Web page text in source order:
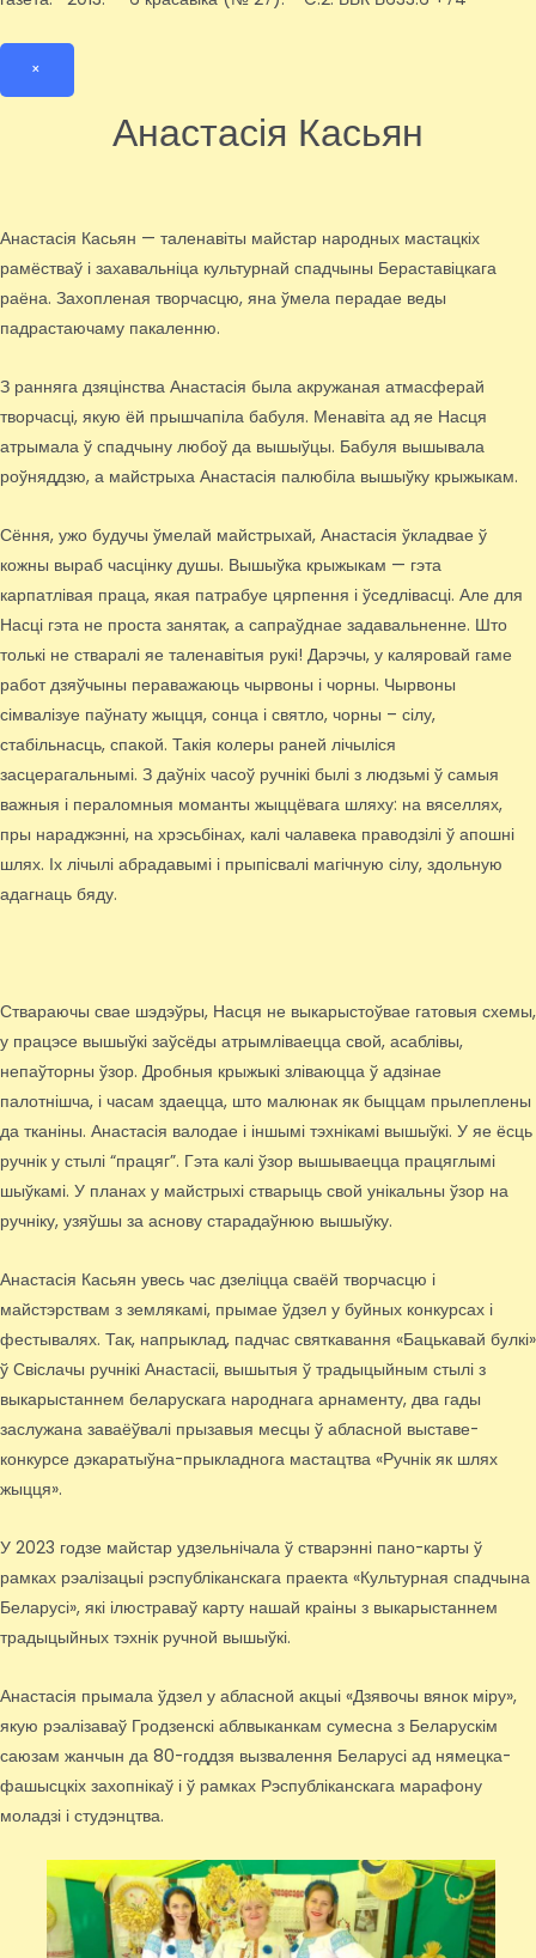
×
Анастасія Касьян
Анастасія Касьян — таленавіты майстар народных мастацкіх
рамёстваў і захавальніца культурнай спадчыны Бераставіцкага
раёна. Захопленая творчасцю, яна ўмела перадае веды
падрастаючаму пакаленню.
З ранняга дзяцінства Анастасія была акружаная атмасферай
творчасці, якую ёй прышчапіла бабуля. Менавіта ад яе Насця
атрымала ў спадчыну любоў да вышыўцы. Бабуля вышывала
роўняддзю, а майстрыха Анастасія палюбіла вышыўку крыжыкам.
Сёння, ужо будучы ўмелай майстрыхай, Анастасія ўкладвае ў
кожны выраб часцінку душы. Вышыўка крыжыкам — гэта
карпатлівая праца, якая патрабуе цярпення і ўседлівасці. Але для
Насці гэта не проста занятак, а сапраўднае задавальненне. Што
толькі не стваралі яе таленавітыя рукі! Дарэчы, у каляровай гаме
работ дзяўчыны пераважаюць чырвоны і чорны. Чырвоны
сімвалізуе паўнату жыцця, сонца і святло, чорны – сілу,
стабільнасць, спакой. Такія колеры раней лічыліся
засцерагальнымі. З даўніх часоў ручнікі былі з людзьмі ў самыя
важныя і пераломныя моманты жыццёвага шляху: на вяселлях,
пры нараджэнні, на хрэсьбінах, калі чалавека праводзілі ў апошні
шлях. Іх лічылі абрадавымі і прыпісвалі магічную сілу, здольную
адагнаць бяду.
Ствараючы свае шэдэўры, Насця не выкарыстоўвае гатовыя схемы,
у працэсе вышыўкі заўсёды атрымліваецца свой, асаблівы,
непаўторны ўзор. Дробныя крыжыкі зліваюцца ў адзінае
палотнішча, і часам здаецца, што малюнак як быццам прылеплены
да тканіны. Анастасія валодае і іншымі тэхнікамі вышыўкі. У яе ёсць
ручнік у стылі “працяг”. Гэта калі ўзор вышываецца працяглымі
шыўкамі. У планах у майстрыхі стварыць свой унікальны ўзор на
ручніку, узяўшы за аснову старадаўнюю вышыўку.
Анастасія Касьян увесь час дзеліцца сваёй творчасцю і
майстэрствам з землякамі, прымае ўдзел у буйных конкурсах і
фестывалях. Так, напрыклад, падчас святкавання «Бацькавай булкі»
ў Свіслачы ручнікі Анастасіі, вышытыя ў традыцыйным стылі з
выкарыстаннем беларускага народнага арнаменту, два гады
заслужана заваёўвалі прызавыя месцы ў абласной выставе-
конкурсе дэкаратыўна-прыкладнога мастацтва «Ручнік як шлях
жыцця».
У 2023 годзе майстар удзельнічала ў стварэнні пано-карты ў
рамках рэалізацыі рэспубліканскага праекта «Культурная спадчына
Беларусі», які ілюстраваў карту нашай краіны з выкарыстаннем
традыцыйных тэхнік ручной вышыўкі.
Анастасія прымала ўдзел у абласной акцыі «Дзявочы вянок міру»,
якую рэалізаваў Гродзенскі аблвыканкам сумесна з Беларускім
саюзам жанчын да 80-годдзя вызвалення Беларусі ад нямецка-
фашысцкіх захопнікаў і ў рамках Рэспубліканскага марафону
моладзі і студэнцтва.